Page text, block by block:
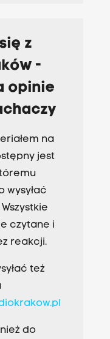
z
-
opinie
na
jest
wysyłać
czytane i
reakcji.
też
do